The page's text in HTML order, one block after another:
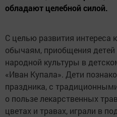
обладают целебной силой.
С целью развития интереса
обычаям, приобщения детей
народной культуры в
«Иван Купала». Дети
праздника, с
о пользе лекарственных
цветах и травах, играли в